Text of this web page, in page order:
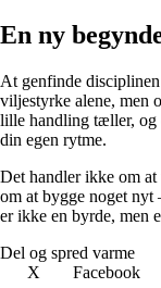
En ny
At genfinde
viljestyrke alene, men
lille handling tæller, og
din egen rytme.
Det handler ikke om
om at bygge noget
er ikke en byrde, men
Del og spred varme
X
Facebook